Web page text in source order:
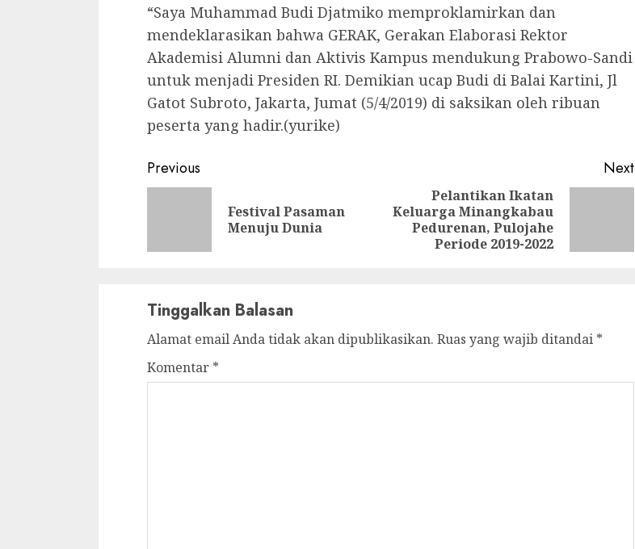
“Saya Muhammad Budi Djatmiko memproklamirkan dan
mendeklarasikan bahwa GERAK, Gerakan Elaborasi Rektor
Akademisi Alumni dan Aktivis Kampus mendukung Prabowo-Sandi
untuk menjadi Presiden RI. Demikian ucap Budi di Balai Kartini, Jl
Gatot Subroto, Jakarta, Jumat (5/4/2019) di saksikan oleh ribuan
peserta yang hadir.(yurike)
Continue
Reading
Previous
Previous
post:
Festival Pasaman
Menuju Dunia
Next
Next
post:
Pelantikan Ikatan
Keluarga Minangkabau
Pedurenan, Pulojahe
Periode 2019-2022
Tinggalkan Balasan
Alamat email Anda tidak akan dipublikasikan. Ruas yang wajib ditandai *
Komentar *